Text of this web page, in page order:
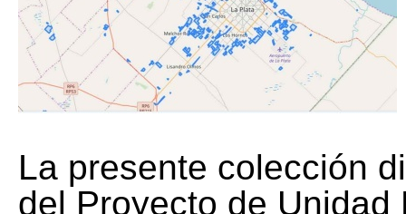
La presente colección
del Proyecto de Unidad